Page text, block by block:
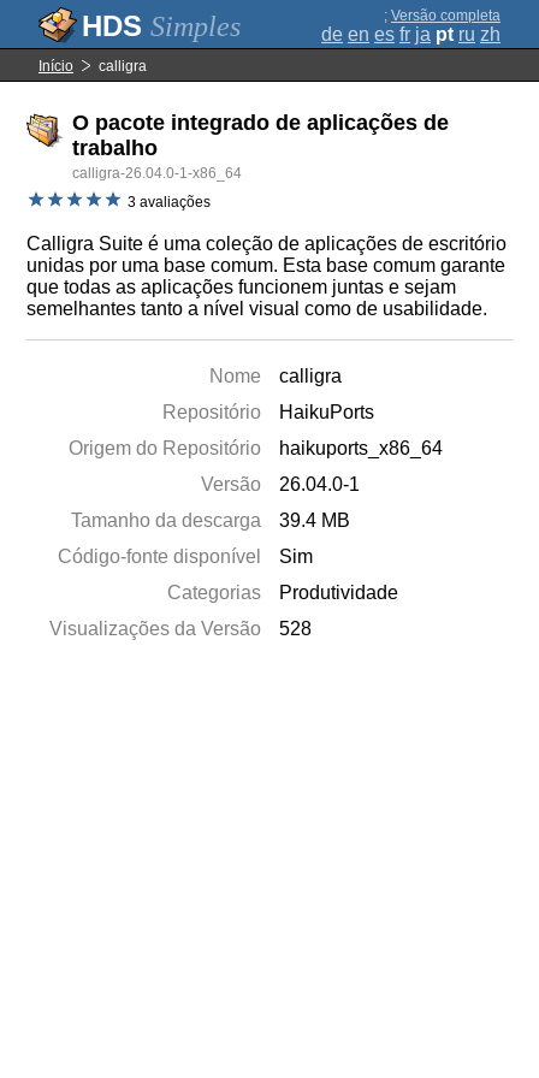
Simples ; Versão completa
de en es fr ja pt ru zh
Início calligra
O pacote integrado de aplicações de
trabalho
calligra-26.04.0-1-x86_64
3 avaliações
Calligra Suite é uma coleção de aplicações de escritório
unidas por uma base comum. Esta base comum garante
que todas as aplicações funcionem juntas e sejam
semelhantes tanto a nível visual como de usabilidade.
Nome
calligra
Repositório
HaikuPorts
Origem do Repositório
haikuports_x86_64
Versão
26.04.0-1
Tamanho da descarga
39.4 MB
Código-fonte disponível
Sim
Categorias
Produtividade
Visualizações da Versão
528